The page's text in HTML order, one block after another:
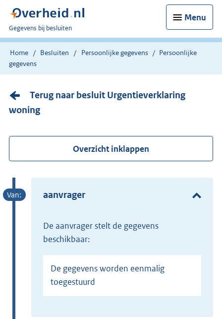
Menu
U
bent
nu
Gegevens bij besluiten
Home Besluiten Persoonlijke gegevens
Persoonlijke
gegevens
Terug naar besluit Urgentieverklaring
woning
Overzicht inklappen
aanvrager
de aanvrager stelt de gegevens
beschikbaar:
De gegevens worden eenmalig
toegestuurd